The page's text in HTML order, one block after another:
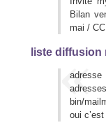
Bilan
mai /
liste diffusion
bin/
oui